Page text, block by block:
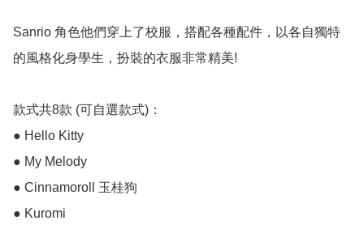
Sanrio 角色他們穿上了校服，搭配各種配件，以各自獨特
的風格化身學生，扮裝的衣服非常精美!
款式共8款 (可自選款式)：
● Hello Kitty
● My Melody
● Cinnamoroll 玉桂狗
● Kuromi